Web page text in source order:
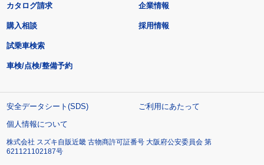
カタログ請求
購入相談
試乗車検索
車検/点検/整備予約
企業情報
採用情報
安全データシート(SDS)
ご利用にあたって
個人情報について
株式会社 スズキ自販近畿 古物商許可証番号 大阪府公安委員会 第
621121102187号